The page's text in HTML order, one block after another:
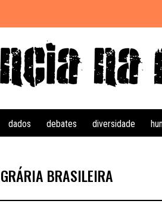
dados debates diversidade
BRASILEIRA